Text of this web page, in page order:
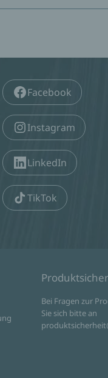
Facebook
Instagram
LinkedIn
TikTok
Bei Fragen zur
Sie sich bitte an